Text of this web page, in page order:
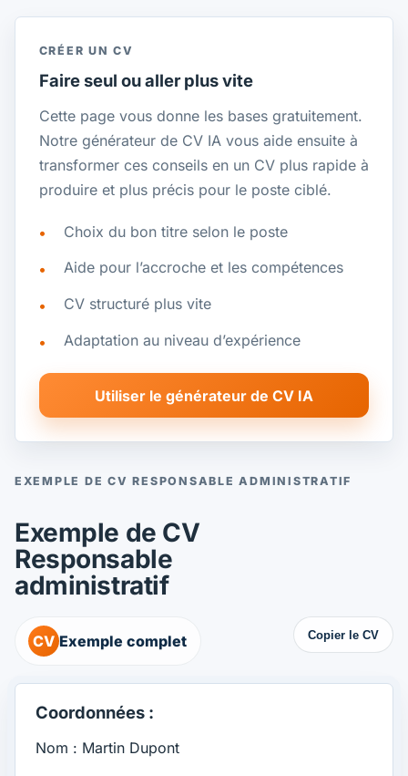
EXEMPLE DE CV RESPONSABLE ADMINISTRATIF
Exemple de CV
Responsable
administratif
CV Exemple complet Copier le CV
Coordonnées :
Nom : Martin Dupont
CRÉER UN CV
Faire seul ou aller plus vite
Cette page vous donne les bases gratuitement.
Notre générateur de CV IA vous aide ensuite à
transformer ces conseils en un CV plus rapide à
produire et plus précis pour le poste ciblé.
Choix du bon titre selon le poste
Aide pour l’accroche et les compétences
CV structuré plus vite
Adaptation au niveau d’expérience
Utiliser le générateur de CV IA